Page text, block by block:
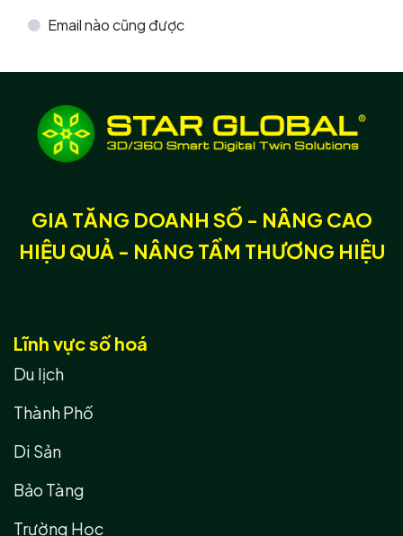
Email nào cũng được
GIA TĂNG DOANH SỐ - NÂNG CAO
HIỆU QUẢ - NÂNG TẦM THƯƠNG HIỆU
Lĩnh vực số hoá
Du lịch
Thành Phố
Di Sản
Bảo Tàng
Trường Học